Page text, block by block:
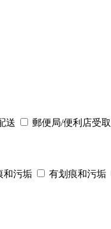
送 郵便局/便利店受取
和污垢 有划痕和污垢